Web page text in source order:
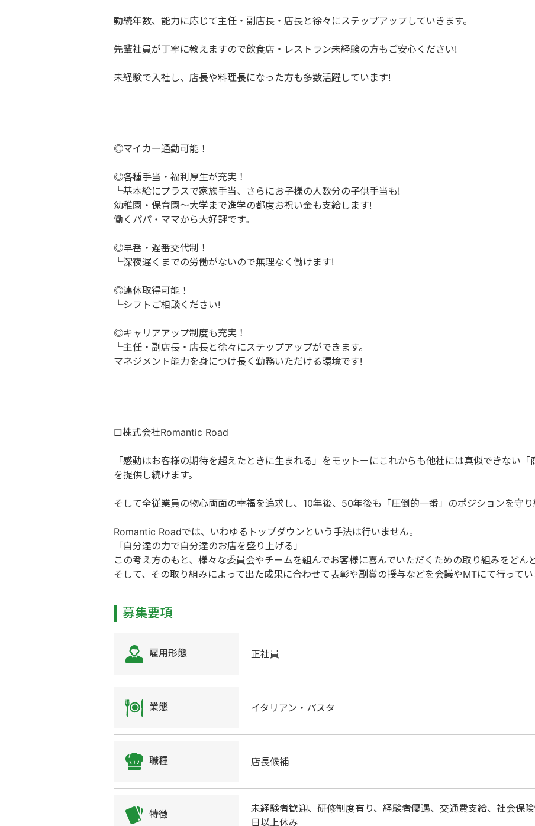
勤続年数、能力に応じて主任・副店長・店長と徐々にステップアップしていきます。
先輩社員が丁寧に教えますので飲食店・レストラン未経験の方もご安心ください!
未経験で入社し、店長や料理長になった方も多数活躍しています!
◎マイカー通勤可能！
◎各種手当・福利厚生が充実！
└基本給にプラスで家族手当、さらにお子様の人数分の子供手当も!
幼稚園・保育園～大学まで進学の都度お祝い金も支給します!
働くパパ・ママから大好評です。
◎早番・遅番交代制！
└深夜遅くまでの労働がないので無理なく働けます!
◎連休取得可能！
└シフトご相談ください!
◎キャリアアップ制度も充実！
└主任・副店長・店長と徐々にステップアップができます。
マネジメント能力を身につけ長く勤務いただける環境です!
□株式会社Romantic Road
「感動はお客様の期待を超えたときに生まれる」をモットーにこれからも他社には真似できない「
を提供し続けます。
そして全従業員の物心両面の幸福を追求し、10年後、50年後も「圧倒的一番」のポジションを守り
Romantic Roadでは、いわゆるトップダウンという手法は行いません。
「自分達の力で自分達のお店を盛り上げる」
この考え方のもと、様々な委員会やチームを組んでお客様に喜んでいただくための取り組みをどん
そして、その取り組みによって出た成果に合わせて表彰や副賞の授与などを会議やMTにて行ってい
募集要項
雇用形態 正社員
業態 イタリアン・パスタ
職種 店長候補
特徴
未経験者歓迎、研修制度有り、経験者優遇、交通費支給、社会保
日以上休み